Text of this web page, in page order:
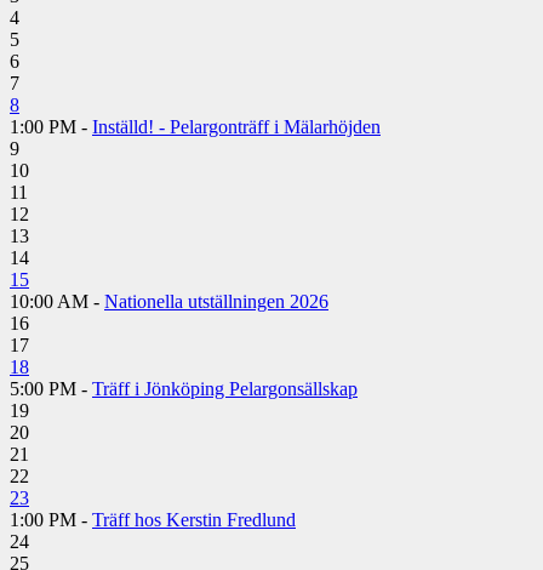
4
5
6
7
8
1:00 PM - Inställd! - Pelargonträff i Mälarhöjden
9
10
11
12
13
14
15
10:00 AM - Nationella utställningen 2026
16
17
18
5:00 PM - Träff i Jönköping Pelargonsällskap
19
20
21
22
23
1:00 PM - Träff hos Kerstin Fredlund
24
25